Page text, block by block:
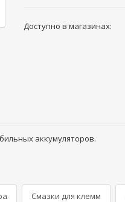
Доступно в магазинах:
аккумуляторов.
Смазки для клемм